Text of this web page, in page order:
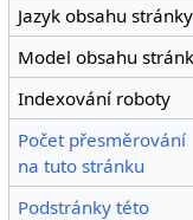
Jazyk obsahu stránky
Model obsahu
Indexování roboty
Počet přesměrování
na tuto stránku
Podstránky této